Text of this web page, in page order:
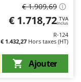
€ 1.909,69
€ 1.718,72 TVA
Inclus
R-124
€ 1.432,27 Hors taxes (HT)
Ajouter